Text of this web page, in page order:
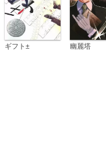
ギフト± 幽麗塔